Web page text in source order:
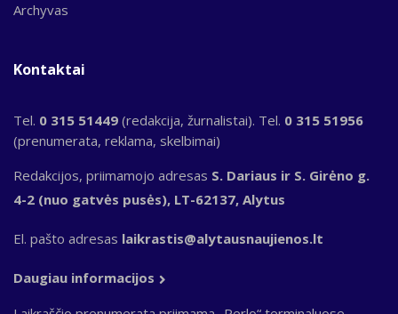
Archyvas
Kontaktai
Tel. 0 315 51449 (redakcija, žurnalistai). Tel. 0 315 51956
(prenumerata, reklama, skelbimai)
Redakcijos, priimamojo adresas S. Dariaus ir S. Girėno g.
4-2 (nuo gatvės pusės), LT-62137, Alytus
El. pašto adresas laikrastis@alytausnaujienos.lt
Daugiau informacijos